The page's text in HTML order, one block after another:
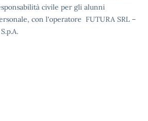
civile per gli alunni
con l'operatore FUTURA SRL –